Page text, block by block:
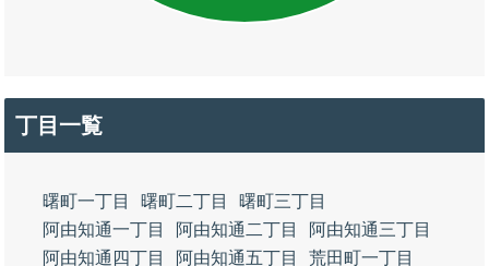
丁目一覧
曙町一丁目 曙町二丁目
曙町三丁目
阿由知通一丁目
阿由知通二丁目
阿由知通三丁目
阿由知通四丁目
阿由知通五丁目
荒田町一丁目